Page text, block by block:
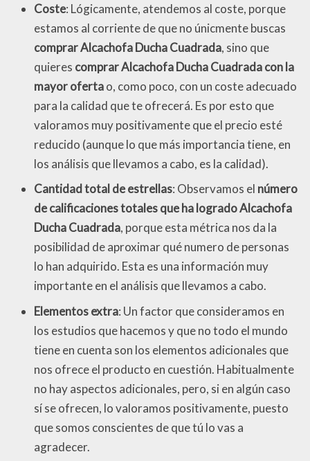
Coste: Lógicamente, atendemos al coste, porque
estamos al corriente de que no únicmente buscas
comprar Alcachofa Ducha Cuadrada, sino que
quieres comprar Alcachofa Ducha Cuadrada con la
mayor ofertao, como poco, con un coste adecuado
para la calidad que te ofrecerá. Es por esto que
valoramos muy positivamente que el precio esté
reducido (aunque lo que más importancia tiene, en
los análisis que llevamos a cabo, es la calidad).
Cantidad total de estrellas: Observamos el número
de calificaciones totales que ha logrado Alcachofa
Ducha Cuadrada, porque esta métrica nos da la
posibilidad de aproximar qué numero de personas
lo han adquirido. Esta es una información muy
importante en el análisis que llevamos a cabo.
Elementos extra: Un factor que consideramos en
los estudios que hacemos y que no todo el mundo
tiene en cuenta son los elementos adicionales que
nos ofrece el producto en cuestión. Habitualmente
no hay aspectos adicionales, pero, si en algún caso
sí se ofrecen, lo valoramos positivamente, puesto
que somos conscientes de que tú lo vas a
agradecer.